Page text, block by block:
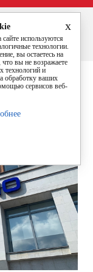
32-99-11
и
x
используются
технологии.
вы остаетесь на
что вы не возражаете
технологий и
обработку ваших
сервисов веб-